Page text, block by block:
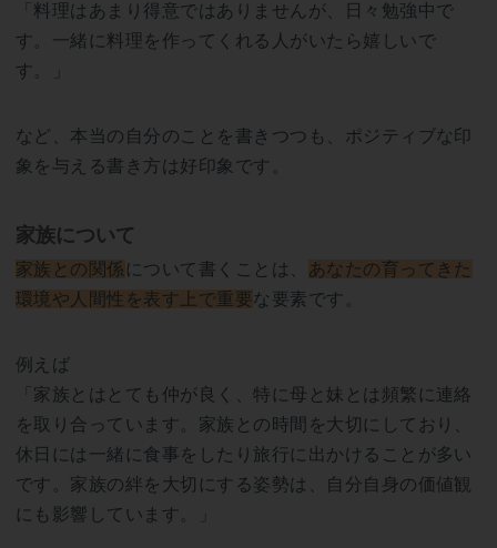
「料理はあまり得意ではありませんが、日々勉強中で
す。一緒に料理を作ってくれる人がいたら嬉しいで
す。」
など、本当の自分のことを書きつつも、ポジティブな印
象を与える書き方は好印象です。
家族について
家族との関係 について書くことは、 あなたの育ってきた
環境や人間性を表す上で重要 な要素です。
例えば
「家族とはとても仲が良く、特に母と妹とは頻繁に連絡
を取り合っています。家族との時間を大切にしており、
休日には一緒に食事をしたり旅行に出かけることが多い
です。家族の絆を大切にする姿勢は、自分自身の価値観
にも影響しています。」